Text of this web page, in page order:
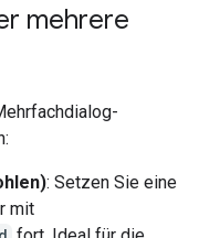
mehrere
: Setzen Sie eine
mit